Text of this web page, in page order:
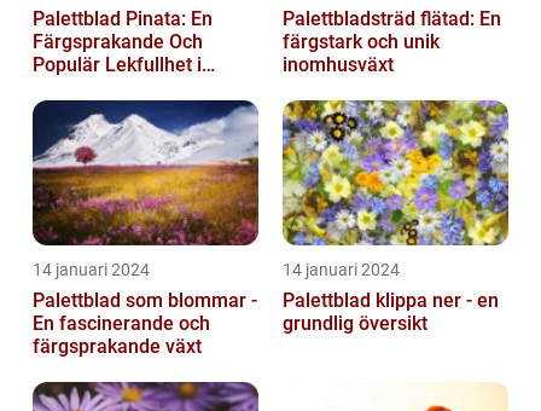
Palettblad Pinata: En
Färgsprakande Och
Populär Lekfullhet i
Palettbladsträd flätad: En
färgstark och unik
inomhusväxt
14 januari 2024
Palettblad som blommar -
En fascinerande och
färgsprakande växt
14 januari 2024
Palettblad klippa ner - en
grundlig översikt